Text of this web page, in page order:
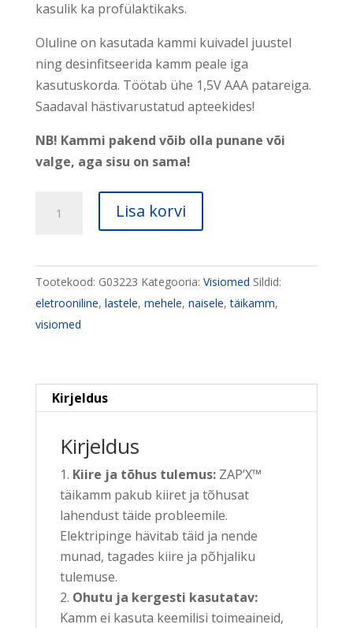
kasulik ka profülaktikaks.
Oluline on kasutada kammi kuivadel juustel
ning desinfitseerida kamm peale iga
kasutuskorda. Töötab ühe 1,5V AAA patareiga.
Saadaval hästivarustatud apteekides!
NB! Kammi pakend võib olla punane või
valge, aga sisu on sama!
täikamm
VM-
X100
kogus
Lisa korvi
Tootekood: G03223 Kategooria: Visiomed Sildid:
eletrooniline, lastele, mehele, naisele,täikamm,
visiomed
Kirjeldus
Kirjeldus
Kiire ja tõhus tulemus:ZAP’X™
täikamm pakub kiiret ja tõhusat
lahendust täide probleemile.
Elektripinge hävitab täid ja nende
munad, tagades kiire ja põhjaliku
tulemuse.
Ohutu ja kergesti kasutatav:
Kamm ei kasuta keemilisi toimeaineid,